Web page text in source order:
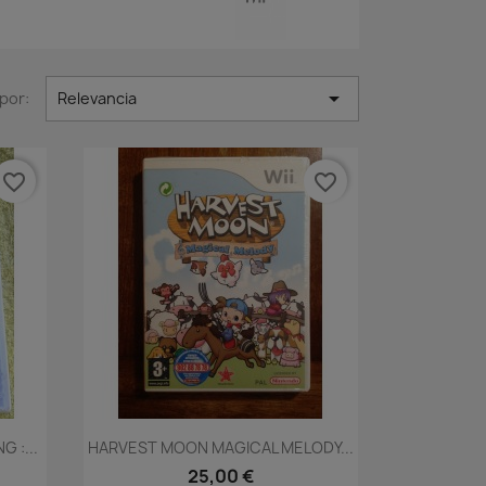
Relevancia 
:...
favorite_border
Vista rápida
HARVEST MOON MAGICAL MELODY...
25,00 €
favorite_border